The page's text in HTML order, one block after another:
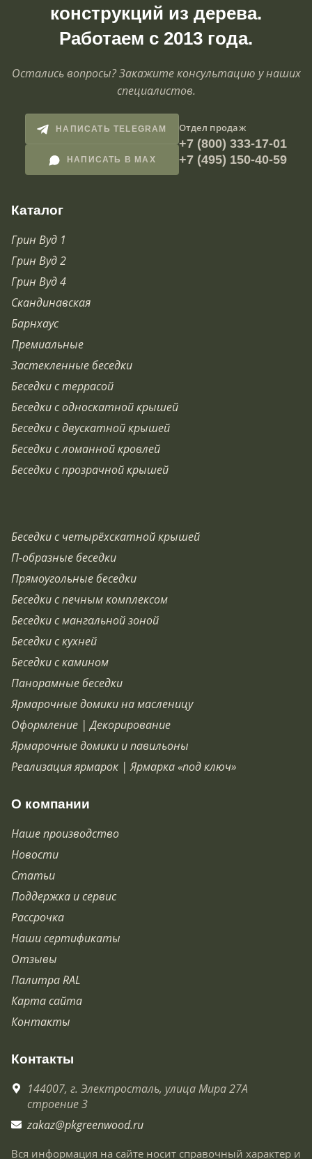
конструкций из дерева.
Работаем с 2013 года.
Остались вопросы? Закажите консультацию у наших
специалистов.
НАПИСАТЬ TELEGRAM
НАПИСАТЬ В MAX
Отдел продаж
+7 (800) 333-17-01
+7 (495) 150-40-59
Каталог
Грин Вуд 1
Грин Вуд 2
Грин Вуд 4
Скандинавская
Барнхаус
Премиальные
Застекленные беседки
Беседки с террасой
Беседки с односкатной крышей
Беседки с двускатной крышей
Беседки с ломанной кровлей
Беседки с прозрачной крышей
Беседки с четырёхскатной крышей
П-образные беседки
Прямоугольные беседки
Беседки с печным комплексом
Беседки с мангальной зоной
Беседки с кухней
Беседки с камином
Панорамные беседки
Ярмарочные домики на масленицу
Оформление | Декорирование
Ярмарочные домики и павильоны
Реализация ярмарок | Ярмарка «под ключ»
О компании
Наше производство
Новости
Статьи
Поддержка и сервис
Рассрочка
Наши сертификаты
Отзывы
Палитра RAL
Карта сайта
Контакты
Контакты
144007, г. Электросталь, улица Мира 27А
строение 3
zakaz@pkgreenwood.ru
Вся информация на сайте носит справочный характер и